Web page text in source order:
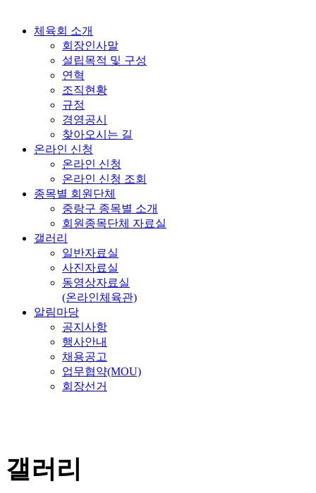
체육회 소개
회장인사말
설립목적 및 구성
연혁
조직현황
규정
경영공시
찾아오시는 길
온라인 신청
온라인 신청
온라인 신청 조회
종목별 회원단체
중랑구 종목별 소개
회원종목단체 자료실
갤러리
일반자료실
사진자료실
동영상자료실
(온라인체육관)
알림마당
공지사항
행사안내
채용공고
업무협약(MOU)
회장선거
갤러리